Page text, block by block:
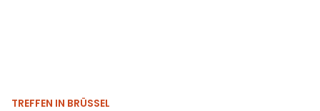
TREFFEN IN BRÜSSEL